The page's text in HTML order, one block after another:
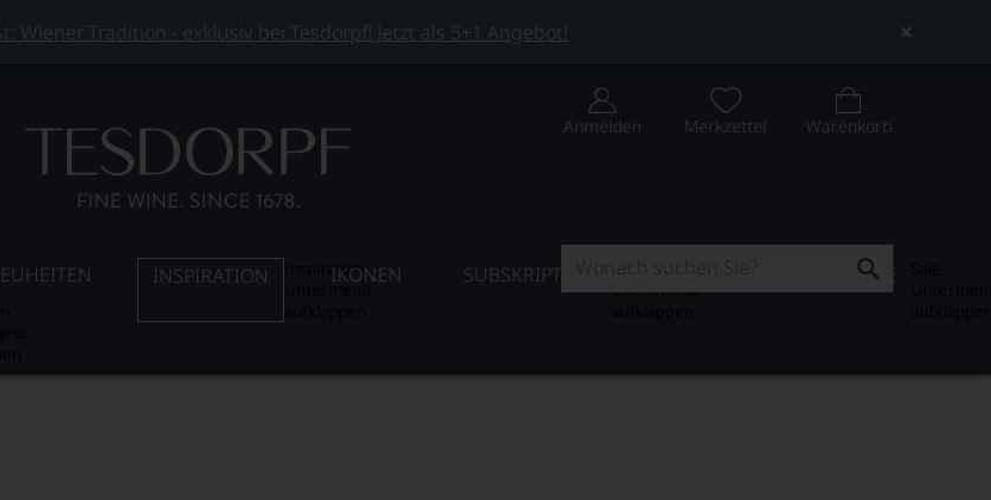
Wiener Tradition - exklusiv bei Tesdorpf! Jetzt als 5+1 Angebot!
Anmelden Merkzettel Warenkorb
INSPIRATION
InspirationIKONEN SUBSKRIPTION
Untermenü
SALE